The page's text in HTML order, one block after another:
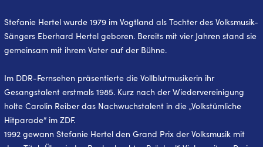
Stefanie Hertel wurde 1979 im Vogtland als Tochter des Volksmusik-
Sängers Eberhard Hertel geboren. Bereits mit vier Jahren stand sie
gemeinsam mit ihrem Vater auf der Bühne.
Im DDR-Fernsehen präsentierte die Vollblutmusikerin ihr
Gesangstalent erstmals 1985. Kurz nach der Wiedervereinigung
holte Carolin Reiber das Nachwuchstalent in die „Volkstümliche
Hitparade” im ZDF.
1992 gewann Stefanie Hertel den Grand Prix der Volksmusik mit